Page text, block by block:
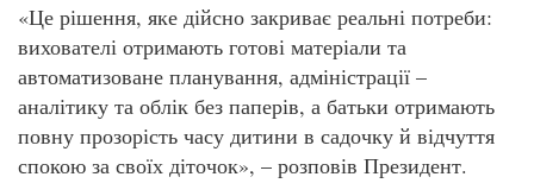
«Це рішення, яке дійсно закриває реальні потреби:
вихователі отримають готові матеріали та
автоматизоване планування, адміністрації –
аналітику та облік без паперів, а батьки отримають
повну прозорість часу дитини в садочку й відчуття
спокою за своїх діточок», – розповів Президент.